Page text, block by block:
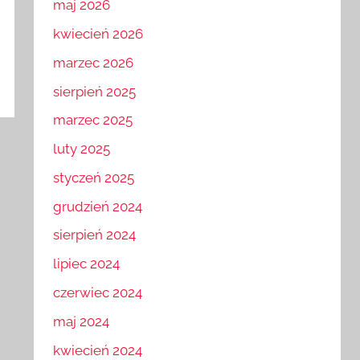
maj 2026
kwiecień 2026
marzec 2026
sierpień 2025
marzec 2025
luty 2025
styczeń 2025
grudzień 2024
sierpień 2024
lipiec 2024
czerwiec 2024
maj 2024
kwiecień 2024